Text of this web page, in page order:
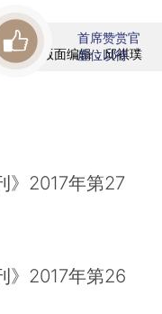
版面编辑：邱祺璞
首席赞赏官
虚位以待
》2017年第27
》2017年第26